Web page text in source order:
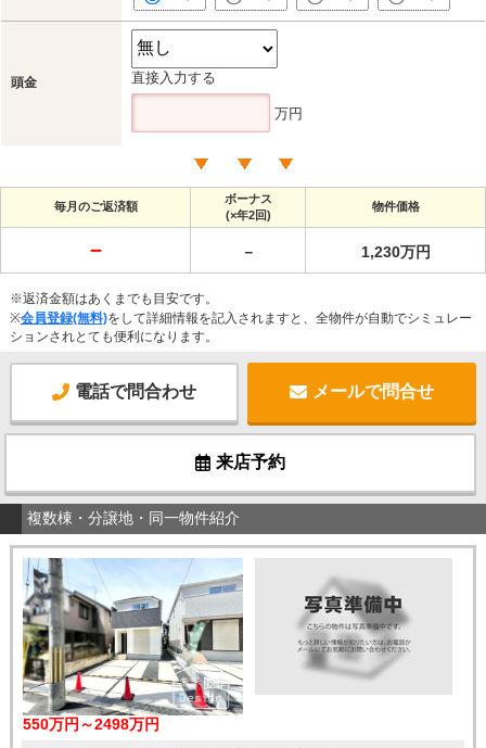
頭金 直接入力する
万円
毎月のご返済額
ボーナス
(×年2回)
物件価格
－ － 1,230万円
※返済金額はあくまでも目安です。
※会員登録(無料)をして詳細情報を記入されますと、全物件が自動でシミュレー
ションされとても便利になります。
電話で問合わせ メールで問合せ
来店予約
複数棟・分譲地・同一物件紹介
550万円～2498万円